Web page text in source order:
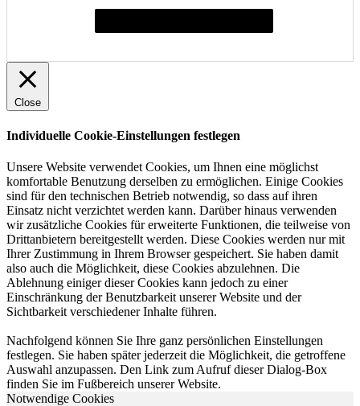
Close
Individuelle Cookie-Einstellungen festlegen
Unsere Website verwendet Cookies, um Ihnen eine möglichst
komfortable Benutzung derselben zu ermöglichen. Einige Cookies
sind für den technischen Betrieb notwendig, so dass auf ihren
Einsatz nicht verzichtet werden kann. Darüber hinaus verwenden
wir zusätzliche Cookies für erweiterte Funktionen, die teilweise von
Drittanbietern bereitgestellt werden. Diese Cookies werden nur mit
Ihrer Zustimmung in Ihrem Browser gespeichert. Sie haben damit
also auch die Möglichkeit, diese Cookies abzulehnen. Die
Ablehnung einiger dieser Cookies kann jedoch zu einer
Einschränkung der Benutzbarkeit unserer Website und der
Sichtbarkeit verschiedener Inhalte führen.
Nachfolgend können Sie Ihre ganz persönlichen Einstellungen
festlegen. Sie haben später jederzeit die Möglichkeit, die getroffene
Auswahl anzupassen. Den Link zum Aufruf dieser Dialog-Box
finden Sie im Fußbereich unserer Website.
Notwendige Cookies